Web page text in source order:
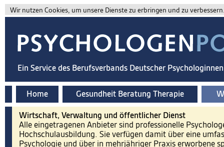
Wir nutzen Cookies, um unsere Dienste zu erbringen und zu
Ein Service des Berufsverbands Deutscher
Home Gesundheit Beratung Therapie
Wirtschaft, Verwaltung und öffentlicher Dienst
Alle eingetragenen Anbieter sind professionelle
Hochschulausbildung. Sie verfügen damit über eine
Psychologie und über in mehrjähriger Praxis erworbene